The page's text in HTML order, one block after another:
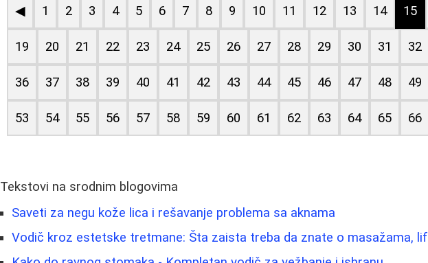
◀ 1 2 3 4 5 6 7 8 9 10 11 12 13 14 15
19 20 21 22 23 24 25 26 27 28 29 30 31 32
36 37 38 39 40 41 42 43 44 45 46 47 48 49
53 54 55 56 57 58 59 60 61 62 63 64 65 66
Tekstovi na srodnim blogovima
Saveti za negu kože lica i rešavanje problema sa aknama
Vodič kroz estetske tretmane: Šta zaista treba da znate o masažama,